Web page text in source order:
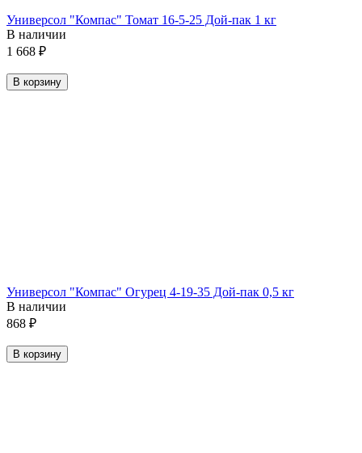
Универсол "Компас" Томат 16-5-25 Дой-пак 1 кг
В наличии
1 668 ₽
В корзину
Универсол "Компас" Огурец 4-19-35 Дой-пак 0,5 кг
В наличии
868 ₽
В корзину